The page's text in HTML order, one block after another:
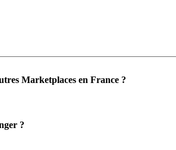
Marketplaces en France ?
?